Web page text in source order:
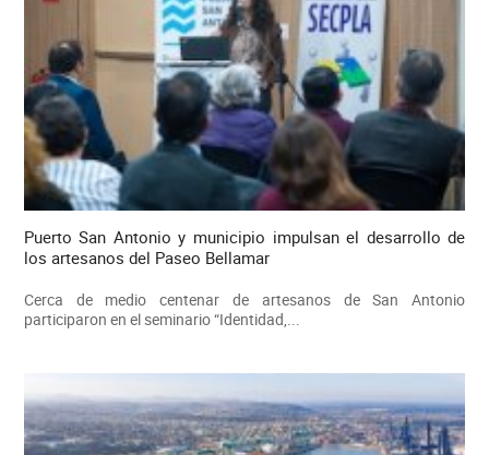
Puerto San Antonio y municipio impulsan el desarrollo de
los artesanos del Paseo Bellamar
Cerca de medio centenar de artesanos de San Antonio
participaron en el seminario “Identidad,...